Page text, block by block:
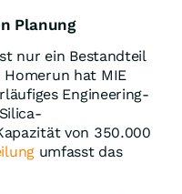
Planung
nur ein Bestandteil
hat MIE
Engineering-
von 350.000
umfasst das